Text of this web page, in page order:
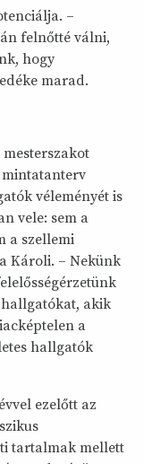
–
felnőtté válni,
hogy
marad.
véleményét is
vele: sem a
a szellemi
Károli. – Nekünk
akik
a
hallgatók
ezelőtt az
tartalmak mellett